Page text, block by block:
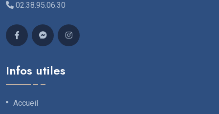
02.38.95.06.30
Infos utiles
Accueil